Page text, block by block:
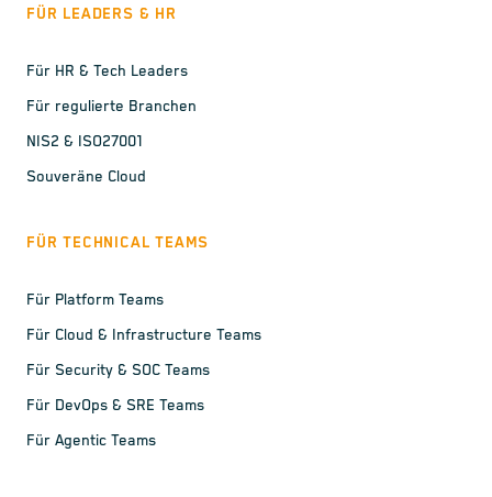
FÜR LEADERS & HR
Für HR & Tech Leaders
Für regulierte Branchen
NIS2 & ISO27001
Souveräne Cloud
FÜR TECHNICAL TEAMS
Für Platform Teams
Für Cloud & Infrastructure Teams
Für Security & SOC Teams
Für DevOps & SRE Teams
Für Agentic Teams